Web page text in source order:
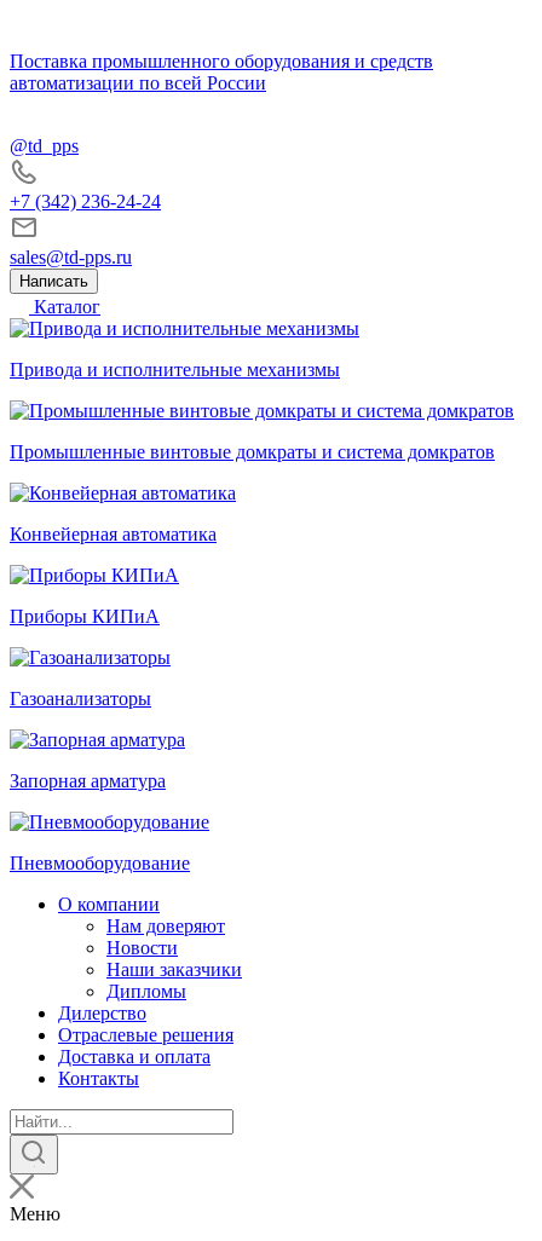
Поставка промышленного оборудования и средств
автоматизации по всей России
@td_pps
+7 (342) 236-24-24
sales@td-pps.ru
Написать
Каталог
Привода и исполнительные механизмы
Промышленные винтовые домкраты и система домкратов
Конвейерная автоматика
Приборы КИПиА
Газоанализаторы
Запорная арматура
Пневмооборудование
О компании
Нам доверяют
Новости
Наши заказчики
Дипломы
Дилерство
Отраслевые решения
Доставка и оплата
Контакты
Поиск
товаров
Меню